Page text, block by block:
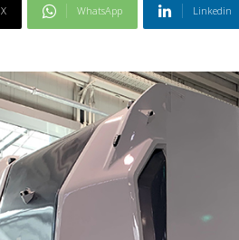
X WhatsApp Linkedin